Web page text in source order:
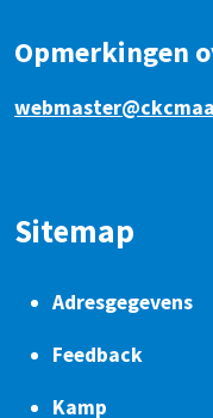
Opmerkingen
Sitemap
Adresgegevens
Feedback
Kamp